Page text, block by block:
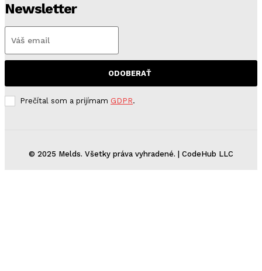
Newsletter
ODOBERAŤ
Prečítal som a prijímam GDPR.
© 2025 Melds. Všetky práva vyhradené. | CodeHub LLC